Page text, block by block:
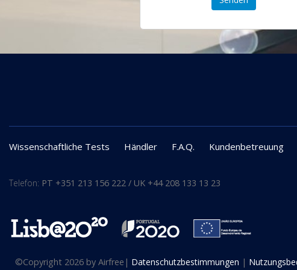
Wissenschaftliche Tests Händler F.A.Q. Kundenbetreuung
Telefon: PT +351 213 156 222 / UK +44 208 133 13 23
©Copyright 2026 by Airfree | Datenschutzbestimmungen |